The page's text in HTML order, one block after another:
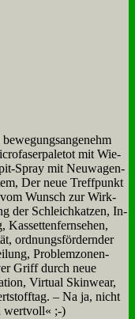
mit Wie­
Spray mit Neu­wa­gen­
Der neue Treff­punkt
Wunsch zur Wirk­
der Schleich­kat­zen, In­
ord­nungs­för­dern­der
Pro­blem­zo­nen­
Griff durch neue
Vir­tu­al Skin­wear,
– Na ja, nicht
wert­voll« ;-)